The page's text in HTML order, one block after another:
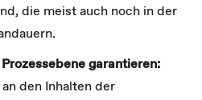
die meist auch noch in der
garantieren:
den Inhalten der